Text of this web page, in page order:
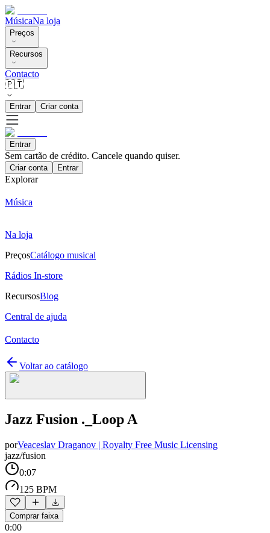
MúsicaNa loja
Preços
Recursos
Contacto
🇵🇹
Entrar Criar conta
Entrar
Sem cartão de crédito. Cancele quando quiser.
Criar conta Entrar
Explorar
Música
Na loja
PreçosCatálogo musical
Rádios In-store
RecursosBlog
Central de ajuda
Contacto
Voltar ao catálogo
Jazz Fusion ._Loop A
porVeaceslav Draganov | Royalty Free Music Licensing
jazz/fusion
0:07
125 BPM
Comprar faixa
0:00